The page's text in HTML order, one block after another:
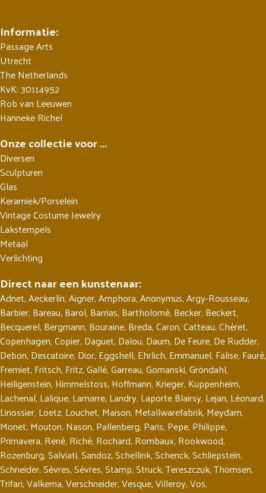
Informatie:
Passage Arts
Utrecht
The Netherlands
KvK: 30114952
Rob van Leeuwen
Hanneke Richel
Onze collectie voor ...
Diversen
Sculpturen
Glas
Keramiek/Porselein
Vintage Costume Jewelry
Lakstempels
Metaal
Verlichting
Direct naar een kunstenaar:
Adnet,Aeckerlin,Aigner,Amphora,Anonymus,Argy-Rousseau,
Barbier, Bareau, Barol, Barrias, Bartholomé, Becker, Beckert,
Becquerel, Bergmann, Bouraine, Breda,Caron,Catteau,Chéret,
Copenhagen,Copier, Daguet, Dalou, Daum, De Feure, De Rudder,
Debon, Descatoire, Dior, Eggshell, Ehrlich, Emmanuel, Falise, Fauré,
Fremiet, Fritsch, Fritz,Gallé,Garreau,Gomanski,Gröndahl,
Heiligenstein, Himmelstoss, Hoffmann, Krieger, Kuppenheim,
Lachenal, Lalique, Lamarre, Landry, Laporte Blairsy, Lejan, Léonard,
Linossier, Loetz, Louchet, Maison, Metallwarefabrik, Meydam,
Monet, Mouton, Nason, Pallenberg, Paris, Pepe, Philippe,
Primavera, René, Riché, Rochard, Rombaux, Rookwood,
Rozenburg,Salviati,Sandoz,Schellink,Schenck,Schliepstein,
Schneider,Sèvres,Sèvres,Stamp,Struck,Tereszczuk,Thomsen,
Trifari,Valkema,Verschneider,Vesque,Villeroy,Vos,